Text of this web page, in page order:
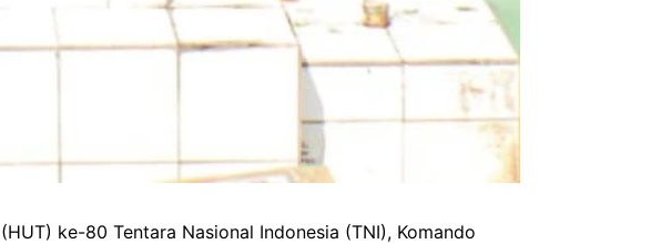
ke-80 Tentara Nasional Indonesia (TNI), Komando